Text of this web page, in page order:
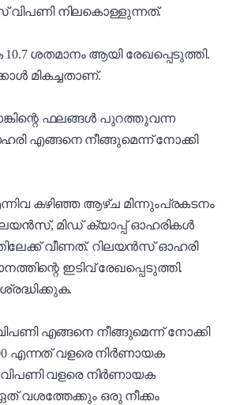
നിലകൊള്ളുന്നത്.
ശതമാനം ആയി രേഖപ്പെടുത്തി.
മികച്ചതാണ്.
ഫലങ്ങൾ പുറത്തുവന്ന
എങ്ങനെ നീങ്ങുമെന്ന് നോക്കി
കഴിഞ്ഞ ആഴ്ച മിന്നുംപ്രകടനം
മിഡ് ക്യാപ്പ് ഓഹരികൾ
വീണത്. റിലയൻസ് ഓഹരി
ഇടിവ് രേഖപ്പെടുത്തി.
എങ്ങനെ നീങ്ങുമെന്ന് നോക്കി
എന്നത് വളരെ നിർണായക
വളരെ നിർണായക
വശത്തേക്കും ഒരു നീക്കം